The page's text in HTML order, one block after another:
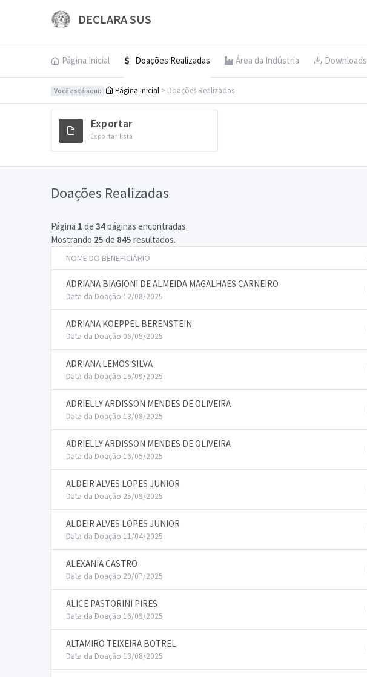
DECLARA SUS
Página Inicial Doações Realizadas Área da Indústria Downloads
Você está aqui: Página Inicial > Doações Realizadas
Exportar
Exportar lista
Doações Realizadas
Página 1 de 34páginas encontradas.
Mostrando 25 de 845 resultados.
NOME DO BENEFICIÁRIO
ADRIANA BIAGIONI DE ALMEIDA MAGALHAES CARNEIRO
Data da Doação 12/08/2025
ADRIANA KOEPPEL BERENSTEIN
Data da Doação 06/05/2025
ADRIANA LEMOS SILVA
Data da Doação 16/09/2025
ADRIELLY ARDISSON MENDES DE OLIVEIRA
Data da Doação 13/08/2025
ADRIELLY ARDISSON MENDES DE OLIVEIRA
Data da Doação 16/05/2025
ALDEIR ALVES LOPES JUNIOR
Data da Doação 25/09/2025
ALDEIR ALVES LOPES JUNIOR
Data da Doação 11/04/2025
ALEXANIA CASTRO
Data da Doação 29/07/2025
ALICE PASTORINI PIRES
Data da Doação 16/09/2025
ALTAMIRO TEIXEIRA BOTREL
Data da Doação 13/08/2025